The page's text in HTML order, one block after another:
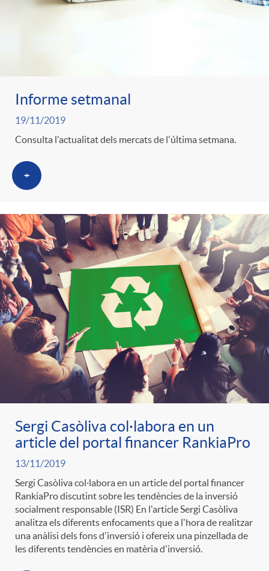
Informe setmanal
19/11/2019
Consulta l'actualitat dels mercats de l'última setmana.
+
Sergi Casòliva col·labora en un
article del portal financer RankiaPro
13/11/2019
Sergi Casòliva col·labora en un article del portal financer
RankiaPro discutint sobre les tendències de la inversió
socialment responsable (ISR) En l'article Sergi Casòliva
analitza els diferents enfocaments que a l'hora de realitzar
una anàlisi dels fons d'inversió i ofereix una pinzellada de
les diferents tendències en matèria d'inversió.